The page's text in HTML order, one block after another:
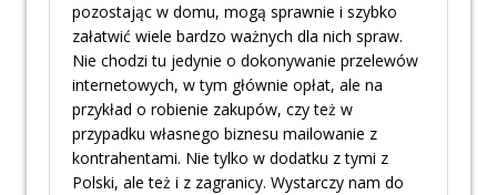
pozostając w domu, mogą sprawnie i szybko
załatwić wiele bardzo ważnych dla nich spraw.
Nie chodzi tu jedynie o dokonywanie przelewów
internetowych, w tym głównie opłat, ale na
przykład o robienie zakupów, czy też w
przypadku własnego biznesu mailowanie z
kontrahentami. Nie tylko w dodatku z tymi z
Polski, ale też i z zagranicy. Wystarczy nam do